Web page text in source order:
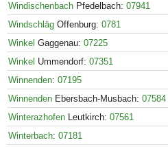
Windischenbach Pfedelbach: 07941
Windschläg Offenburg: 0781
Winkel Gaggenau: 07225
Winkel Ummendorf: 07351
Winnenden: 07195
Winnenden Ebersbach-Musbach: 07584
Winterazhofen Leutkirch: 07561
Winterbach: 07181